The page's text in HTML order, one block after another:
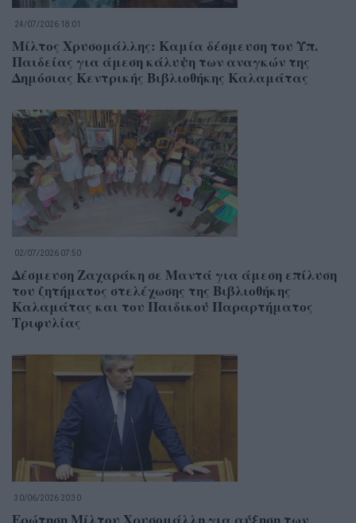
24/07/2026 18:01
Μίλτος Χρυσομάλλης: Καμία δέσμευση του Υπ.
Παιδείας για άμεση κάλυψη των αναγκών της
Δημόσιας Κεντρικής Βιβλιοθήκης Καλαμάτας
02/07/2026 07:50
Δέσμευση Ζαχαράκη σε Μαντά για άμεση επίλυση
του ζητήματος στελέχωσης της Βιβλιοθήκης
Καλαμάτας και του Παιδικού Παραρτήματος
Τριφυλίας
30/06/2026 20:30